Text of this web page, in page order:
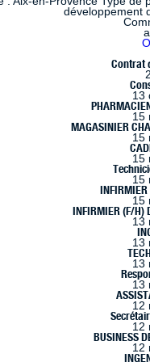
développement
Contrat
13
15
MAGASINIER
15
15
15
INFIRMIER
15
INFIRMIER (F/H)
13
13
13
13
12
12
BUSINESS
12